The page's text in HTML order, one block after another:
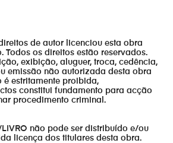
de autor licenciou esta obra
Todos os direitos estão reservados.
exibição, aluguer, troca, cedência,
emissão não autorizada desta obra
é estritamente proibida,
constitui fundamento para acção
procedimento criminal.
não pode ser distribuído e/ou
licença dos titulares desta obra.